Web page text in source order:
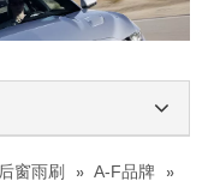
后窗雨刷 » A-F品牌
»